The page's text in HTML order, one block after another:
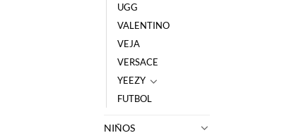
UGG
VALENTINO
VEJA
VERSACE
YEEZY
FUTBOL
NIÑOS